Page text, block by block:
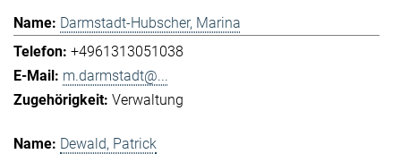
Darmstadt-Hubscher, Marina
+4961313051038
m.darmstadt@...
Verwaltung
Dewald, Patrick